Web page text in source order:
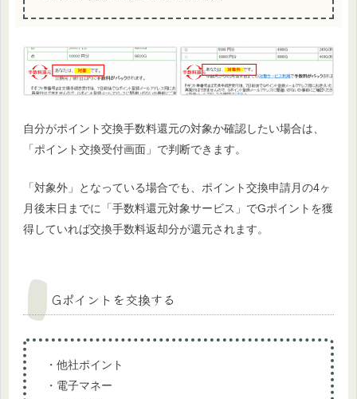
自分がポイント交換手数料還元の対象か確認したい場合は、
「ポイント交換受付画面」で判断できます。
「対象外」となっている場合でも、ポイント交換申請月の4ヶ
月後末日までに「手数料還元対象サービス」でGポイントを獲
得していれば交換手数料返却分が還元されます。
Gポイントを交換する
・他社ポイント
・電子マネー